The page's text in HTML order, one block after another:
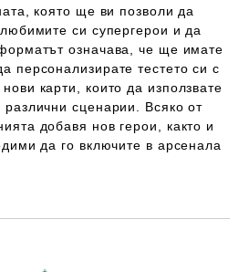
която ще ви позволи да
си супергерои и да
означава, че ще имате
персонализирате тестето си с
карти, които да използвате
сценарии. Всяко от
добавя нов герои, както и
да го включите в арсенала